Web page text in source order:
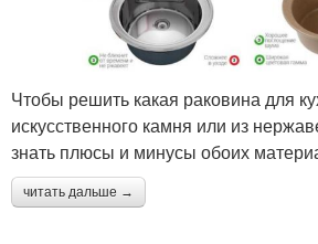
Чтобы решить какая раковина для
искусственного камня или из
знать плюсы и минусы обоих
читать дальше →